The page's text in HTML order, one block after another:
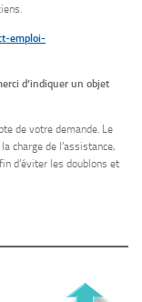
emploi-
d’indiquer un objet
de votre demande. Le
charge de l’assistance,
d’éviter les doublons et